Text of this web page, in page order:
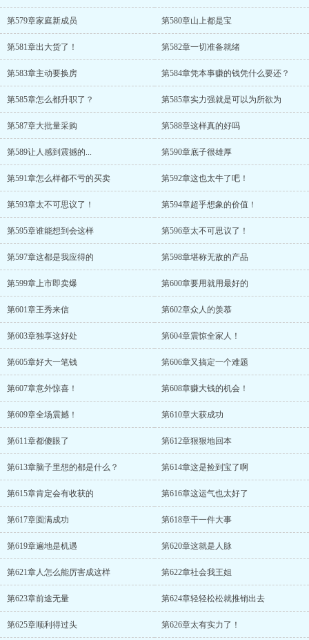
第579章家庭新成员 第580章山上都是宝
第581章出大货了！ 第582章一切准备就绪
第583章主动要换房 第584章凭本事赚的钱凭什么要还？
第585章怎么都升职了？ 第585章实力强就是可以为所欲为
第587章大批量采购 第588章这样真的好吗
第589让人感到震撼的... 第590章底子很雄厚
第591章怎么样都不亏的买卖 第592章这也太牛了吧！
第593章太不可思议了！ 第594章超乎想象的价值！
第595章谁能想到会这样 第596章太不可思议了！
第597章这都是我应得的 第598章堪称无敌的产品
第599章上市即卖爆 第600章要用就用最好的
第601章王秀来信 第602章众人的羡慕
第603章独享这好处 第604章震惊全家人！
第605章好大一笔钱 第606章又搞定一个难题
第607章意外惊喜！ 第608章赚大钱的机会！
第609章全场震撼！ 第610章大获成功
第611章都傻眼了 第612章狠狠地回本
第613章脑子里想的都是什么？ 第614章这是捡到宝了啊
第615章肯定会有收获的 第616章这运气也太好了
第617章圆满成功 第618章干一件大事
第619章遍地是机遇 第620章这就是人脉
第621章人怎么能厉害成这样 第622章社会我王姐
第623章前途无量 第624章轻轻松松就推销出去
第625章顺利得过头 第626章太有实力了！